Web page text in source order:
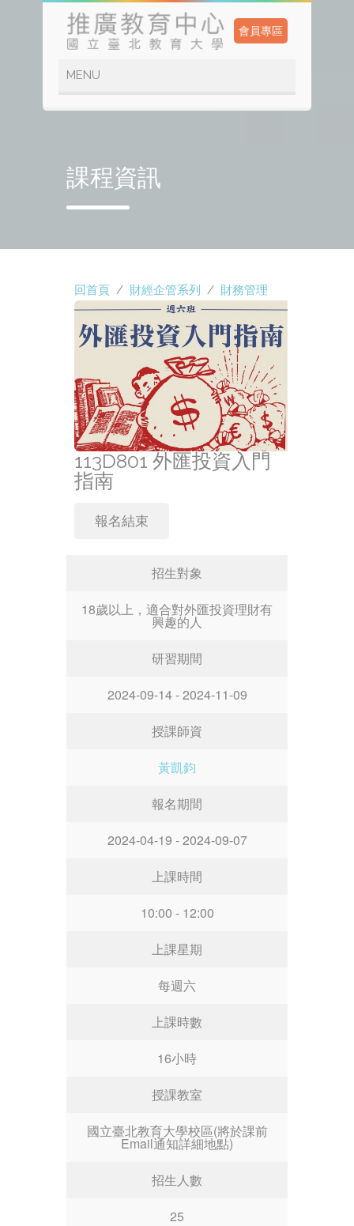
會員專區
課程資訊
回首頁 / 財經企管系列 / 財務管理
113D801 外匯投資入門
指南
報名結束
招生對象
18歲以上，適合對外匯投資理財有
興趣的人
研習期間
2024-09-14 - 2024-11-09
授課師資
黃凱鈞
報名期間
2024-04-19 - 2024-09-07
上課時間
10:00 - 12:00
上課星期
每週六
上課時數
16小時
授課教室
國立臺北教育大學校區(將於課前
Email通知詳細地點)
招生人數
25